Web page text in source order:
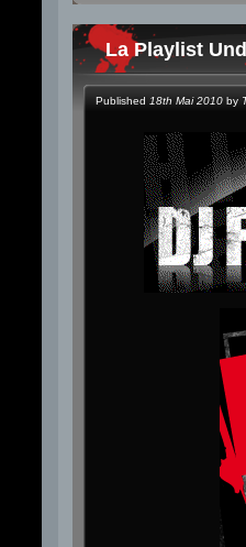
La Playlist
Published 18th Mai 2010 by